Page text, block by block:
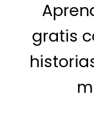
gratis